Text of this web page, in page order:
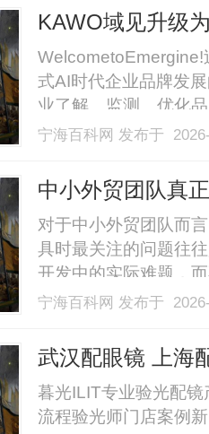
40%-60%优惠，兼顾
KAWO域见升级
WelcometoEmergine!
式AI时代企业品牌发
业了解、监测、优化
全球用户获取信息、
生态中的品牌认知与
宁海百科网 发布于
中小外贸团队真
对于中小外贸团队而
具时最关注的问题往
开发中的实际难题，
落地干活的工具，应
求，将数据、AI与客
了.........
宁海百科网 发布于
武汉配眼镜 上海
暮光ILIT专业验光配
流程验光师门店案例